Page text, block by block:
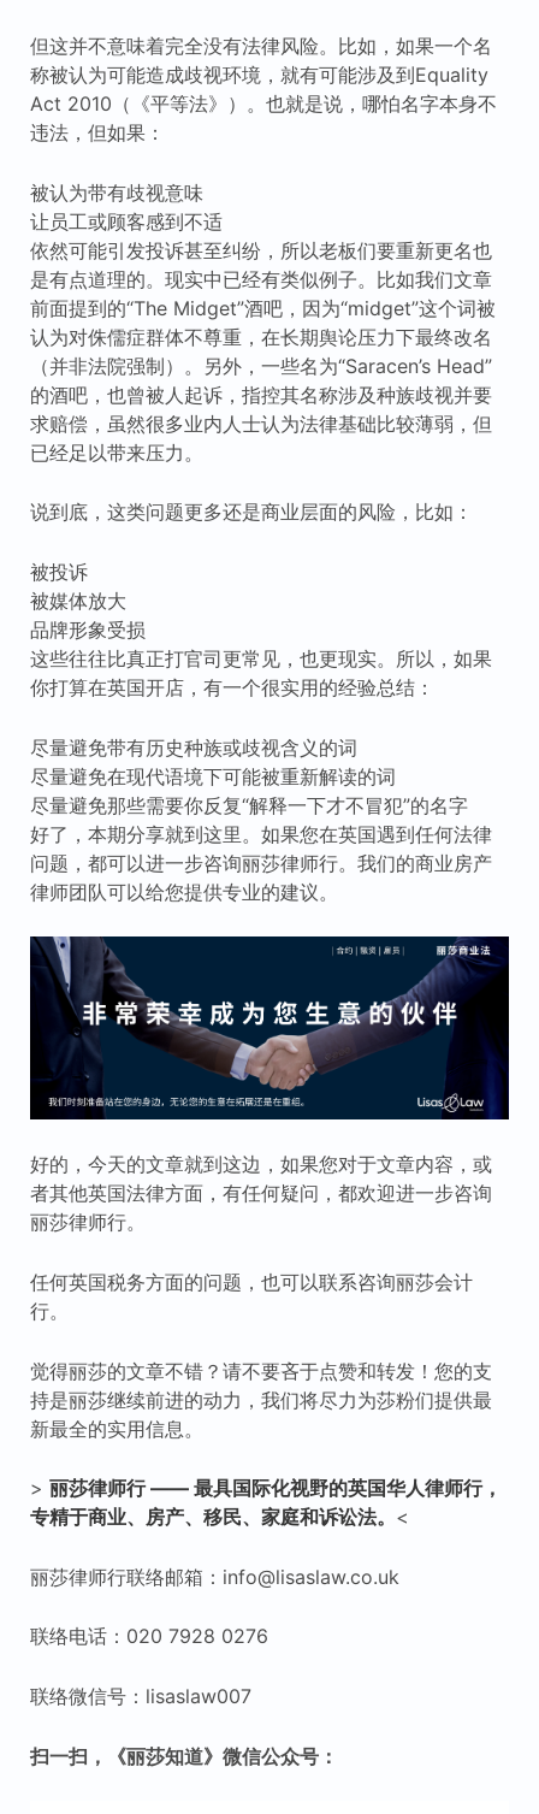
但这并不意味着完全没有法律风险。比如，如果一个名
称被认为可能造成歧视环境，就有可能涉及到Equality
Act 2010（《平等法》）。也就是说，哪怕名字本身不
违法，但如果：
被认为带有歧视意味
让员工或顾客感到不适
依然可能引发投诉甚至纠纷，所以老板们要重新更名也
是有点道理的。现实中已经有类似例子。比如我们文章
前面提到的“The Midget”酒吧，因为“midget”这个词被
认为对侏儒症群体不尊重，在长期舆论压力下最终改名
（并非法院强制）。另外，一些名为“Saracen’s Head”
的酒吧，也曾被人起诉，指控其名称涉及种族歧视并要
求赔偿，虽然很多业内人士认为法律基础比较薄弱，但
已经足以带来压力。
说到底，这类问题更多还是商业层面的风险，比如：
被投诉
被媒体放大
品牌形象受损
这些往往比真正打官司更常见，也更现实。所以，如果
你打算在英国开店，有一个很实用的经验总结：
尽量避免带有历史种族或歧视含义的词
尽量避免在现代语境下可能被重新解读的词
尽量避免那些需要你反复“解释一下才不冒犯”的名字
好了，本期分享就到这里。如果您在英国遇到任何法律
问题，都可以进一步咨询丽莎律师行。我们的商业房产
律师团队可以给您提供专业的建议。
好的，今天的文章就到这边，如果您对于文章内容，或
者其他英国法律方面，有任何疑问，都欢迎进一步咨询
丽莎律师行。
任何英国税务方面的问题，也可以联系咨询丽莎会计
行。
觉得丽莎的文章不错？请不要吝于点赞和转发！您的支
持是丽莎继续前进的动力，我们将尽力为莎粉们提供最
新最全的实用信息。
> 丽莎律师行—— 最具国际化视野的英国华人律师行，
专精于商业、房产、移民、家庭和诉讼法。 <
丽莎律师行联络邮箱：info@lisaslaw.co.uk
联络电话：020 7928 0276
联络微信号：lisaslaw007
扫一扫，《丽莎知道》微信公众号：